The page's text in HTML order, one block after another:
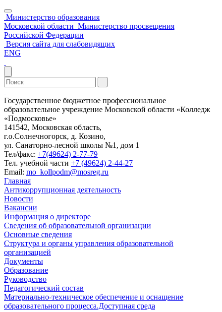
Министерство образования
Московской области Министерство просвещения
Российской Федерации
Версия сайта для слабовидящих
ENG
Государственное бюджетное профессиональное
образовательное учреждение Московской области «Колледж
«Подмосковье»
141542, Московская область,
г.о.Солнечногорск, д. Козино,
ул. Санаторно-лесной школы №1, дом 1
Тел/факс: +7(49624) 2-77-79
Тел. учебной части +7 (49624) 2-44-27
Email: mo_kollpodm@mosreg.ru
Главная
Антикоррупционная деятельность
Новости
Вакансии
Информация о директоре
Сведения об образовательной организации
Основные сведения
Структура и органы управления образовательной
организацией
Документы
Образование
Руководство
Педагогический состав
Материально-техническое обеспечение и оснащение
образовательного процесса.Доступная среда